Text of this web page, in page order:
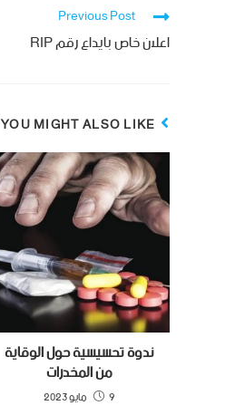
Previous Post
اعلان خاص بايداع رقم RIP
YOU MIGHT ALSO LIKE
ندوة تحسيسية حول الوقاية
من المخدرات
9 مايو 2023